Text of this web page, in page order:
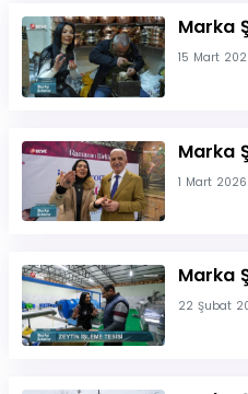
Marka
15 Mart
Marka
1 Mart
Marka
22 Şubat